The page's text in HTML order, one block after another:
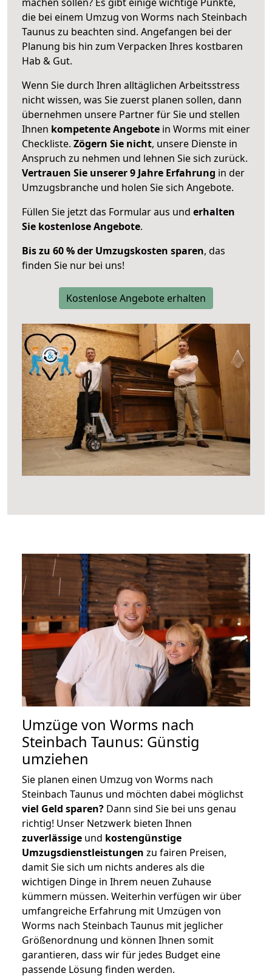
die bei einem Umzug von Worms nach Steinbach
Taunus zu beachten sind. Angefangen bei der
Planung bis hin zum Verpacken Ihres kostbaren
Hab & Gut.
Wenn Sie durch Ihren alltäglichen Arbeitsstress
nicht wissen, was Sie zuerst planen sollen, dann
übernehmen unsere Partner für Sie und stellen
Ihnen kompetente Angebote in Worms mit einer
Checkliste. Zögern Sie nicht, unsere Dienste in
Anspruch zu nehmen und lehnen Sie sich zurück.
Vertrauen Sie unserer 9 Jahre Erfahrung in der
Umzugsbranche und holen Sie sich Angebote.
Füllen Sie jetzt das Formular aus und erhalten
Sie kostenlose Angebote.
Bis zu 60 % der Umzugskosten sparen, das
finden Sie nur bei uns!
Kostenlose Angebote erhalten
Umzüge von Worms nach
Steinbach Taunus: Günstig
umziehen
Sie planen einen Umzug von Worms nach
Steinbach Taunus und möchten dabei möglichst
viel Geld sparen? Dann sind Sie bei uns genau
richtig! Unser Netzwerk bieten Ihnen
zuverlässige und kostengünstige
Umzugsdienstleistungen zu fairen Preisen,
damit Sie sich um nichts anderes als die
wichtigen Dinge in Ihrem neuen Zuhause
kümmern müssen. Weiterhin verfügen wir über
umfangreiche Erfahrung mit Umzügen von
Worms nach Steinbach Taunus mit jeglicher
Größenordnung und können Ihnen somit
garantieren, dass wir für jedes Budget eine
passende Lösung finden werden.